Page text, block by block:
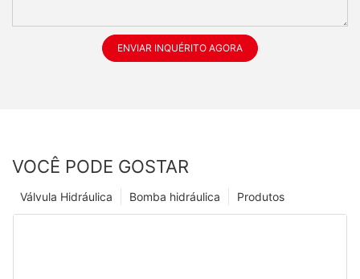
ENVIAR INQUÉRITO AGORA
VOCÊ PODE GOSTAR
Produtos
Bomba hidráulica
Válvula Hidráulica